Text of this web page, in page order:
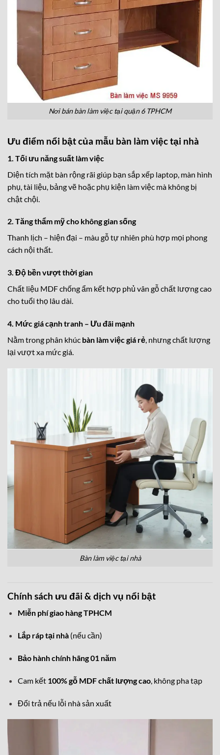
Nơi bán bàn làm việc tại quận 6 TPHCM
Ưu điểm nổi bật của mẫu bàn làm việc tại nhà
1. Tối ưu năng suất làm việc
Diện tích mặt bàn rộng rãi giúp bạn sắp xếp laptop, màn hình
phụ, tài liệu, bảng vẽ hoặc phụ kiện làm việc mà không bị
chật chội.
2. Tăng thẩm mỹ cho không gian sống
Thanh lịch – hiện đại – màu gỗ tự nhiên phù hợp mọi phong
cách nội thất.
3. Độ bền vượt thời gian
Chất liệu MDF chống ẩm kết hợp phủ vân gỗ chất lượng cao
cho tuổi thọ lâu dài.
4. Mức giá cạnh tranh – Ưu đãi mạnh
Nằm trong phân khúc bàn làm việc giá rẻ, nhưng chất lượng
lại vượt xa mức giá.
Bàn làm việc tại nhà
Chính sách ưu đãi & dịch vụ nổi bật
Miễn phí giao hàng TPHCM
Lắp ráp tại nhà(nếu cần)
Bảo hành chính hãng 01 năm
Cam kết 100% gỗ MDF chất lượng cao, không pha tạp
Đổi trả nếu lỗi nhà sản xuất